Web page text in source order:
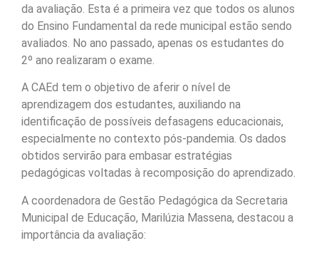
da avaliação. Esta é a primeira vez que todos os alunos
do Ensino Fundamental da rede municipal estão sendo
avaliados. No ano passado, apenas os estudantes do
2º ano realizaram o exame.
A CAEd tem o objetivo de aferir o nível de
aprendizagem dos estudantes, auxiliando na
identificação de possíveis defasagens educacionais,
especialmente no contexto pós-pandemia. Os dados
obtidos servirão para embasar estratégias
pedagógicas voltadas à recomposição do aprendizado.
A coordenadora de Gestão Pedagógica da Secretaria
Municipal de Educação, Marilúzia Massena, destacou a
importância da avaliação: